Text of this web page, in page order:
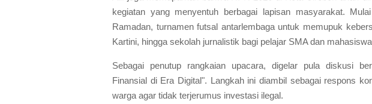
kegiatan yang menyentuh berbagai lapisan masyarakat.
Ramadan, turnamen futsal antarlembaga untuk memupuk
Kartini, hingga sekolah jurnalistik bagi pelajar SMA dan
Sebagai penutup rangkaian upacara, digelar pula diskusi
Finansial di Era Digital". Langkah ini diambil sebagai respons
warga agar tidak terjerumus investasi ilegal.